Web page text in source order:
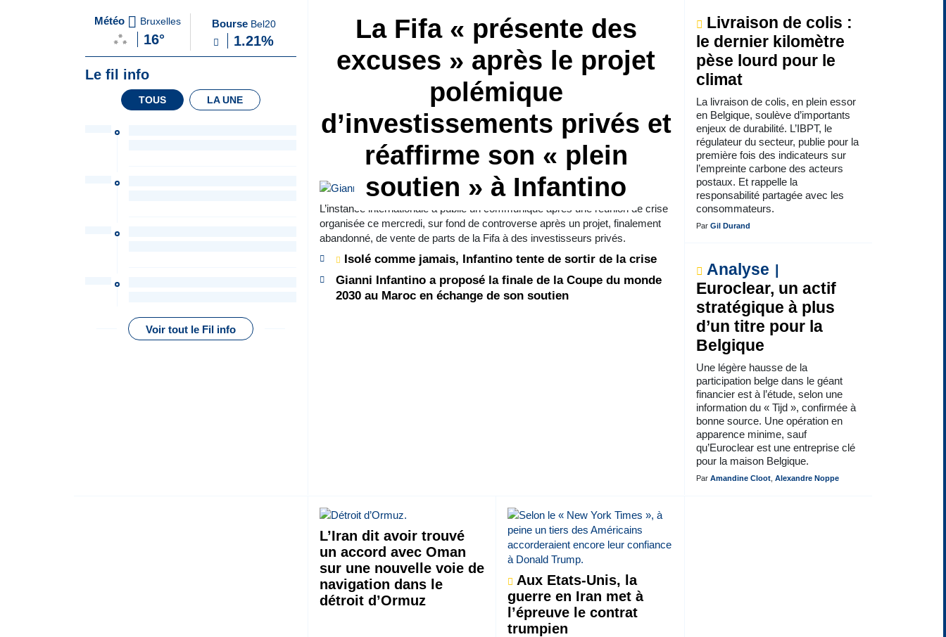
du Soir
Une
La Fifa « présente des
excuses » après le projet
polémique
d’investissements privés et
réaffirme son « plein
soutien » à Infantino
L’instance internationale a publié un communiqué après une réunion de crise
organisée ce mercredi, sur fond de controverse après un projet, finalement
abandonné, de vente de parts de la Fifa à des investisseurs privés.
Isolé comme jamais, Infantino tente de sortir de la crise
Gianni Infantino a proposé la finale de la Coupe du monde
2030 au Maroc en échange de son soutien
Livraison de colis :
le dernier kilomètre
pèse lourd pour le
climat
La livraison de colis, en plein essor
en Belgique, soulève d’importants
enjeux de durabilité. L’IBPT, le
régulateur du secteur, publie pour la
première fois des indicateurs sur
l’empreinte carbone des acteurs
postaux. Et rappelle la
responsabilité partagée avec les
consommateurs.
Par Gil Durand
Analyse
Euroclear, un actif
stratégique à plus
d’un titre pour la
Belgique
Une légère hausse de la
participation belge dans le géant
financier est à l’étude, selon une
information du « Tijd », confirmée à
bonne source. Une opération en
apparence minime, sauf
qu’Euroclear est une entreprise clé
pour la maison Belgique.
Par Amandine Cloot, Alexandre Noppe
L’Iran dit avoir trouvé
un accord avec Oman
sur une nouvelle voie de
navigation dans le
détroit d’Ormuz
Aux Etats-Unis, la
guerre en Iran met à
l’épreuve le contrat
trumpien
Météo Bruxelles
16°
Bourse Bel20
1.21%
Le fil info
LA UNE
TOUS
Voir tout le Fil info